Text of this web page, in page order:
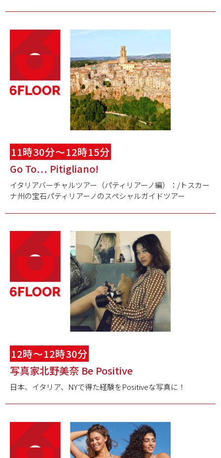
11時30分～12時15分
Go To… Pitigliano!
イタリアバーチャルツアー（パティリアーノ編）：/トスカー
ナ州の宝石パティリアーノのスペシャルガイドツアー
12時～12時30分
写真家北野美奈 Be Positive
日本、イタリア、NYで得た経験をPositiveな写真に！